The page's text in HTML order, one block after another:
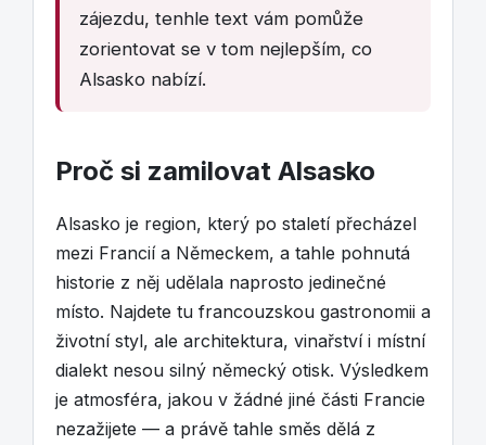
zájezdu, tenhle text vám pomůže
zorientovat se v tom nejlepším, co
Alsasko nabízí.
Proč si zamilovat Alsasko
Alsasko je region, který po staletí přecházel
mezi Francií a Německem, a tahle pohnutá
historie z něj udělala naprosto jedinečné
místo. Najdete tu francouzskou gastronomii a
životní styl, ale architektura, vinařství i místní
dialekt nesou silný německý otisk. Výsledkem
je atmosféra, jakou v žádné jiné části Francie
nezažijete — a právě tahle směs dělá z